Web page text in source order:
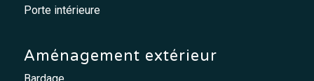
Porte intérieure
Aménagement extérieur